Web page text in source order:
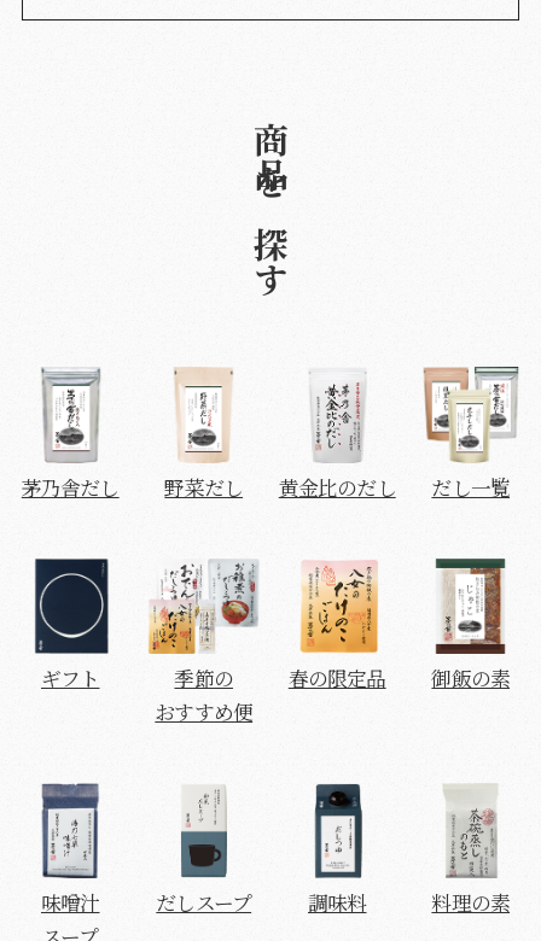
商品を探す
茅乃舎だし 野菜だし 黄金比のだし だし一覧
ギフト
季節の
おすすめ便
春の限定品 御飯の素
味噌汁
だしスープ 調味料 料理の素